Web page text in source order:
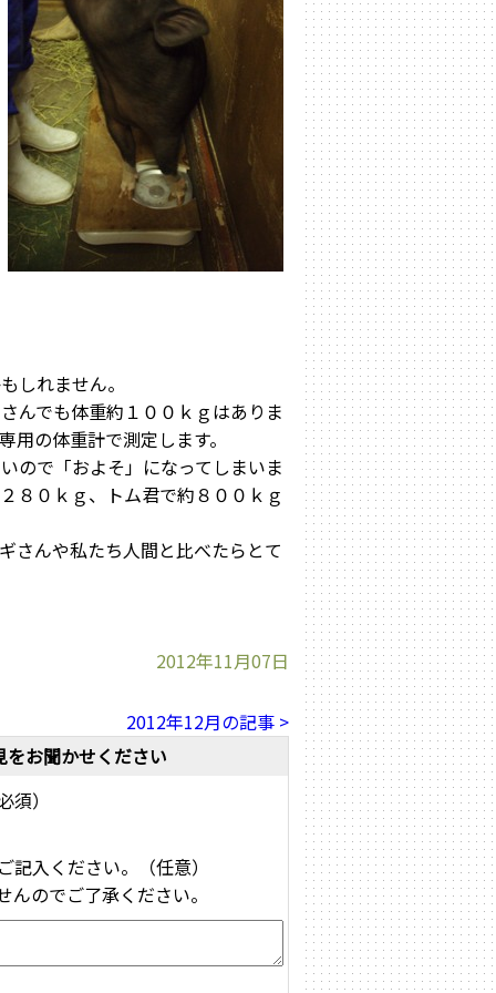
れません。
んでも体重約１００ｋｇはありま
の体重計で測定します。
で「およそ」になってしまいま
８０ｋｇ、トム君で約８００ｋｇ
さんや私たち人間と比べたらとて
2012年11月07日
2012年12月の記事 >
お聞かせください
）
入ください。（任意）
のでご了承ください。